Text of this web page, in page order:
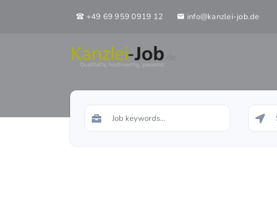
+49 69 959 0919 12 info@kanzlei-job.de